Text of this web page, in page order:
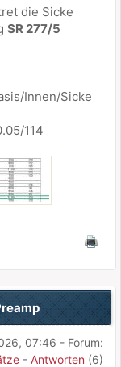
die Sicke
SR 277/5
Innen/Sicke
114
07:46 - Forum:
- Antworten (6)